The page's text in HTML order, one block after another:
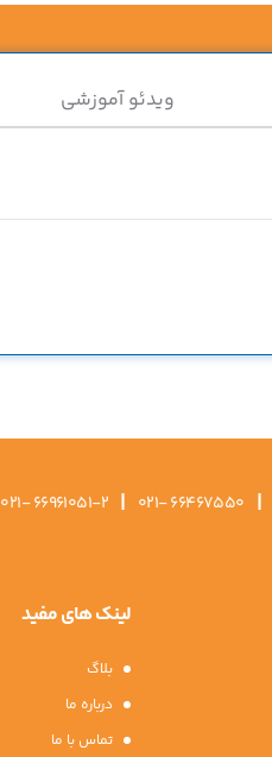
ویدئو آموزشی
|
021- 66467550
|
021- 66961051-2
لینک های مفید
بلاگ
درباره ما
تماس با ما